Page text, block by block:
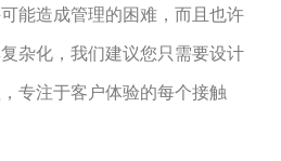
能造成管理的困难，而且也许
杂化，我们建议您只需要设计
专注于客户体验的每个接触